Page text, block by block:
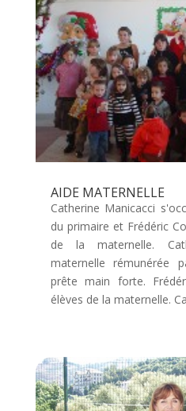
AIDE MATERNELLE
Catherine Manicacci
du primaire et Frédéric
de la maternelle.
maternelle rémunérée
prête main forte.
élèves de la maternelle.